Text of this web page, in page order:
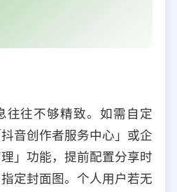
往往不够精致。如需自定
音创作者服务中心」或企
」功能，提前配置分享时
定封面图。个人用户若无